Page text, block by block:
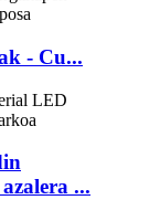
- Cu...
...